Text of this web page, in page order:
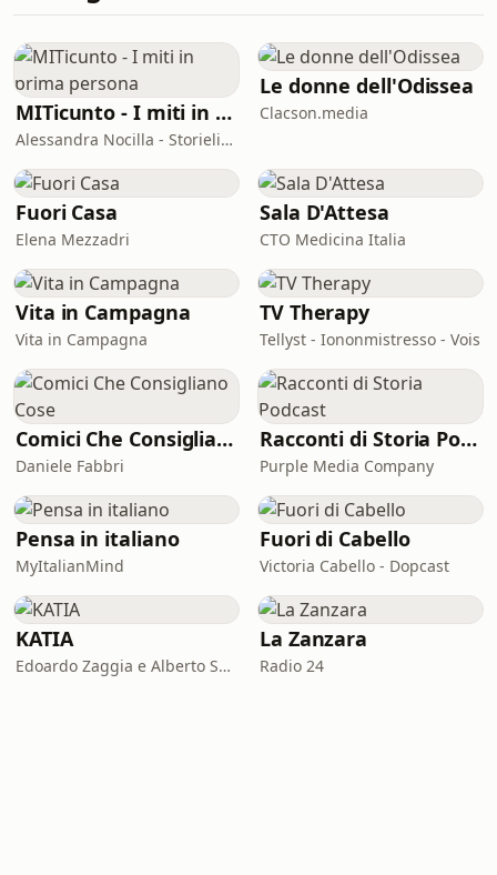
comunità. La storia di Doreen ne è la
testimon
MITicunto - I miti in prima persona
Alessandra Nocilla - Storielibere.fm
Le donne dell'Odissea
Clacson.media
Fuori Casa
Elena Mezzadri
Sala D'Attesa
CTO Medicina Italia
Vita in Campagna
Vita in Campagna
TV Therapy
Tellyst - Iononmistresso - Vois
Comici Che Consigliano Cose
Daniele Fabbri
Racconti di Storia Podcast
Purple Media Company
Pensa in italiano
MyItalianMind
Fuori di Cabello
Victoria Cabello - Dopcast
KATIA
Edoardo Zaggia e Alberto Sacco
La Zanzara
Radio 24